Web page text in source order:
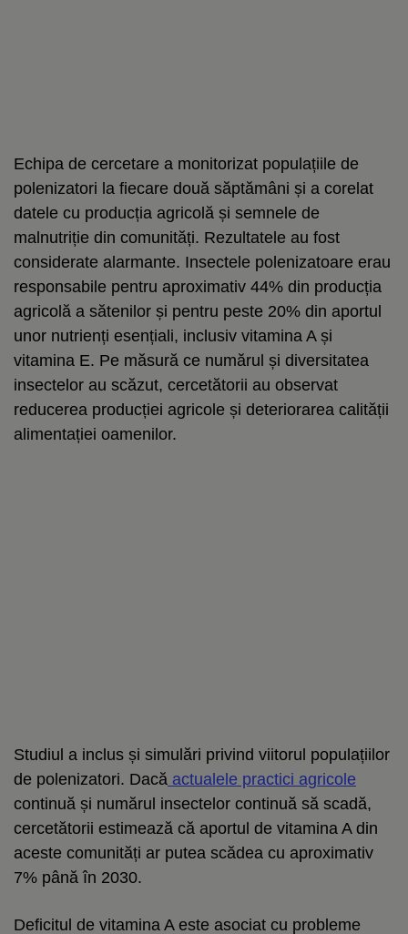
Echipa de cercetare a monitorizat populațiile de
polenizatori la fiecare două săptămâni și a corelat
datele cu producția agricolă și semnele de
malnutriție din comunități. Rezultatele au fost
considerate alarmante. Insectele polenizatoare erau
responsabile pentru aproximativ 44% din producția
agricolă a sătenilor și pentru peste 20% din aportul
unor nutrienți esențiali, inclusiv vitamina A și
vitamina E. Pe măsură ce numărul și diversitatea
insectelor au scăzut, cercetătorii au observat
reducerea producției agricole și deteriorarea calității
alimentației oamenilor.
Studiul a inclus și simulări privind viitorul populațiilor
de polenizatori. Dacă actualele practici agricole
continuă și numărul insectelor continuă să scadă,
cercetătorii estimează că aportul de vitamina A din
aceste comunități ar putea scădea cu aproximativ
7% până în 2030.
Deficitul de vitamina A este asociat cu probleme